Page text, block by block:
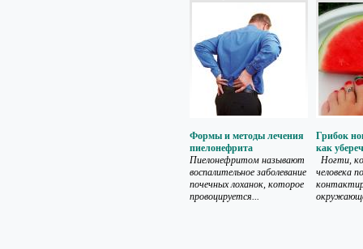
Формы и методы лечения
пиелонефрита
Пиелонефритом называют
воспалительное заболевание
почечных лоханок, которое
провоцируется...
Грибок
как
Ногти,
человека